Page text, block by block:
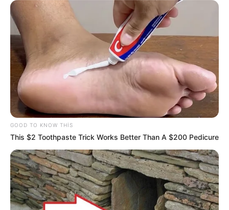
23:05 / 06 Avqust 2026 DÜNYA
Hörmüz boğazı ilə bağlı razılaşmanın
DETALLARI açıqlandı
59
GOOD TO KNOW THIS
This $2 Toothpaste Trick Works Better Than A $200 Pedicure